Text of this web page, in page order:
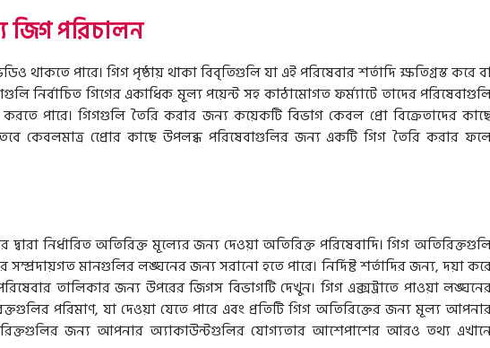
জিগ পরিচালন
পারে। গিগ পৃষ্ঠায় থাকা বিবৃতিগুলি যা এই পরিষেবার শর্তাদি ক্ষতিগ্রস্ত করে
নির্বাচিত গিগের একাধিক মূল্য পয়েন্ট সহ কাঠামোগত ফর্ম্যাটে তাদের
পারে। গিগগুলি তৈরি করার জন্য কয়েকটি বিভাগ কেবল প্রো বিক্রেতাদের
কেবলমাত্র প্রোের কাছে উপলব্ধ পরিষেবাগুলির জন্য একটি গিগ তৈরি করার
দ্বারা নির্ধারিত অতিরিক্ত মূল্যের জন্য দেওয়া অতিরিক্ত পরিষেবাদি। গিগ
মানগুলির লঙ্ঘনের জন্য সরানো হতে পারে। নির্দিষ্ট শর্তাদির জন্য, দয়া
তালিকার জন্য উপরের জিগস বিভাগটি দেখুন। গিগ এক্সট্রাতে পাওয়া
পরিমাণ, যা দেওয়া যেতে পারে এবং প্রতিটি গিগ অতিরিক্তের জন্য মূল্য
জন্য আপনার অ্যাকাউন্টগুলির যোগ্যতার আশেপাশের আরও তথ্য